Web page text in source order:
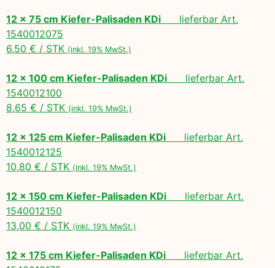
12 x 75 cm Kiefer-Palisaden KDi lieferbar Art.
1540012075
6,50 € / STK (inkl. 19% MwSt.)
12 x 100 cm Kiefer-Palisaden KDi lieferbar Art.
1540012100
8,65 € / STK (inkl. 19% MwSt.)
12 x 125 cm Kiefer-Palisaden KDi lieferbar Art.
1540012125
10,80 € / STK (inkl. 19% MwSt.)
12 x 150 cm Kiefer-Palisaden KDi lieferbar Art.
1540012150
13,00 € / STK (inkl. 19% MwSt.)
12 x 175 cm Kiefer-Palisaden KDi lieferbar Art.